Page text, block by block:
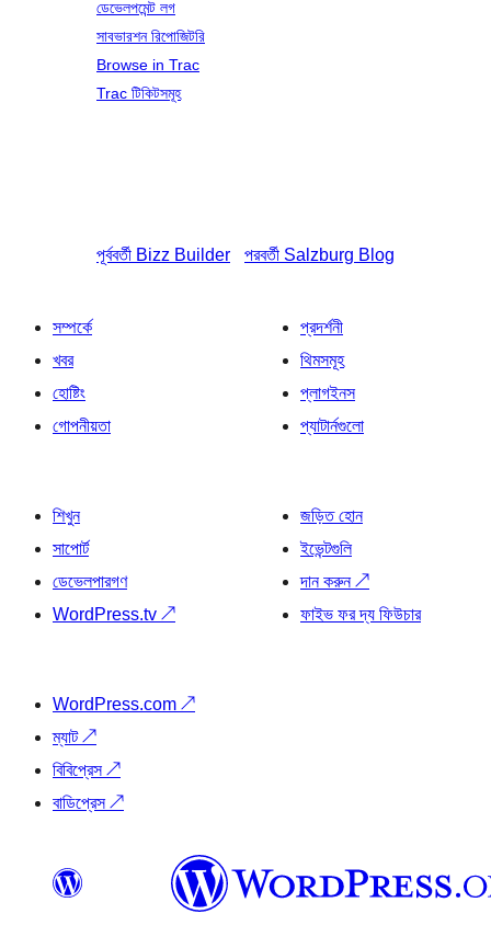
ডেভেলপমেন্ট লগ
সাবভারশন রিপোজিটরি
Browse in Trac
Trac টিকিটসমূহ
পূর্ববর্তী Bizz Builder পরবর্তী Salzburg Blog
সম্পর্কে
খবর
হোষ্টিং
গোপনীয়তা
প্রদর্শনী
থিমসমূহ
প্লাগইনস
প্যাটার্নগুলো
শিখুন
সাপোর্ট
ডেভেলপারগণ
WordPress.tv ↗
জড়িত হোন
ইভেন্টগুলি
দান করুন↗
ফাইভ ফর দ্য ফিউচার
WordPress.com ↗
ম্যাট↗
বিবিপ্রেস↗
বাডিপ্রেস↗